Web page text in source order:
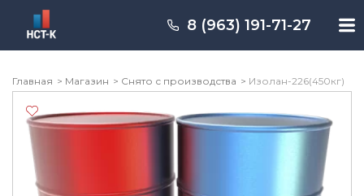
Перейти
содержимому
8 (963) 191-71-27
Главная Магазин Снято с производства Изолан-226(450кг)